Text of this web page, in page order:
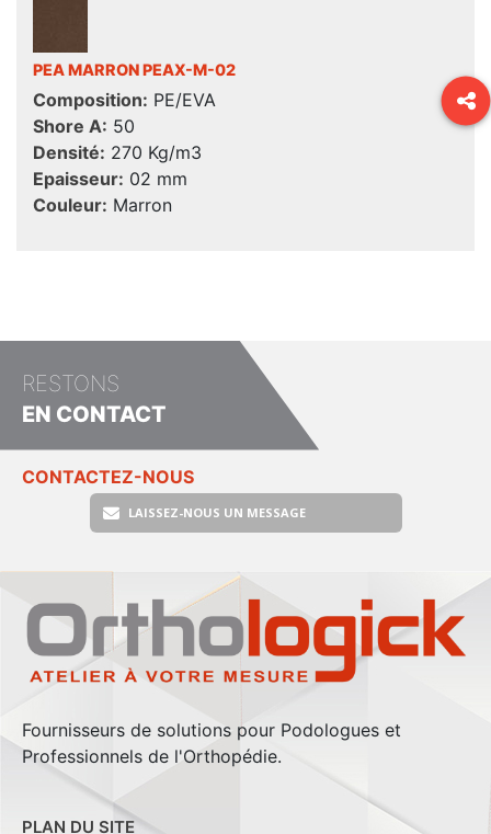
PEA MARRON PEAX-M-02
Composition: PE/EVA
Shore A: 50
Densité: 270 Kg/m3
Epaisseur: 02 mm
Couleur: Marron
RESTONS
EN CONTACT
CONTACTEZ-NOUS
LAISSEZ-NOUS UN MESSAGE
Fournisseurs de solutions pour Podologues et
Professionnels de l'Orthopédie.
PLAN DU SITE